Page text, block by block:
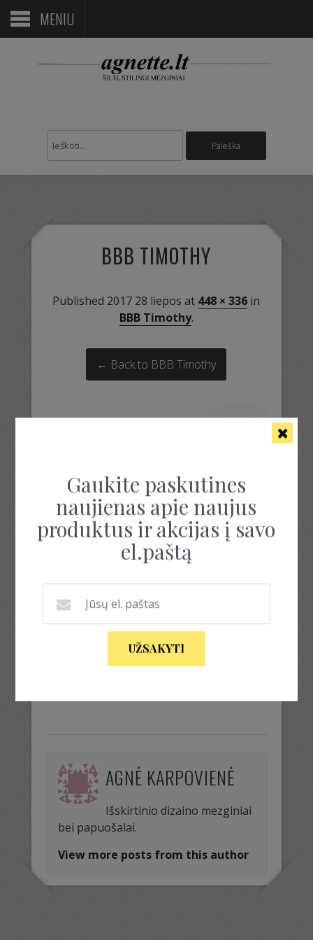
MENIU
BBB TIMOTHY
Published 2017 28 liepos at 448 × 336 in
BBB Timothy.
← Back to BBB Timothy
AGNĖ KARPOVIENĖ
Išskirtinio dizaino mezginiai
bei papuošalai.
View more posts from this author
Gaukite paskutines
naujienas apie naujus
produktus ir akcijas į savo
el.paštą
UŽSAKYTI